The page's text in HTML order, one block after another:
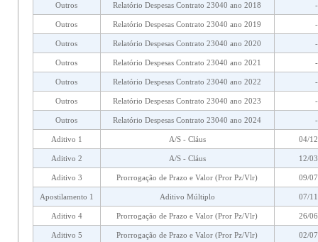
Outros Relatório Despesas Contrato 23040 ano 2018
Outros Relatório Despesas Contrato 23040 ano 2019
Outros Relatório Despesas Contrato 23040 ano 2020
Outros Relatório Despesas Contrato 23040 ano 2021
Outros Relatório Despesas Contrato 23040 ano 2022
Outros Relatório Despesas Contrato 23040 ano 2023
Outros Relatório Despesas Contrato 23040 ano 2024
Aditivo 1 A/S - Cláus 04/
Aditivo 2 A/S - Cláus 12/
Aditivo 3 Prorrogação de Prazo e Valor (Pror Pz/Vlr) 09/
Apostilamento 1 Aditivo Múltiplo 07/
Aditivo 4 Prorrogação de Prazo e Valor (Pror Pz/Vlr) 26/
Aditivo 5 Prorrogação de Prazo e Valor (Pror Pz/Vlr) 02/